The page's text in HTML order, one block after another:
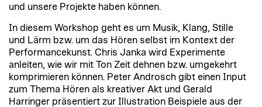
und unsere Projekte haben können.
In diesem Workshop geht es um Musik, Klang, Stille
und Lärm bzw. um das Hören selbst im Kontext der
Performancekunst. Chris Janka wird Experimente
anleiten, wie wir mit Ton Zeit dehnen bzw. umgekehrt
komprimieren können. Peter Androsch gibt einen Input
zum Thema Hören als kreativer Akt und Gerald
Harringer präsentiert zur Illustration Beispiele aus der